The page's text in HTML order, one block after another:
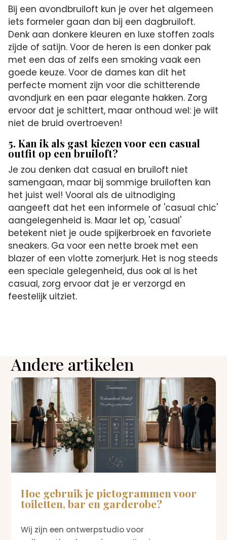
Bij een avondbruiloft kun je over het algemeen
iets formeler gaan dan bij een dagbruiloft.
Denk aan donkere kleuren en luxe stoffen zoals
zijde of satijn. Voor de heren is een donker pak
met een das of zelfs een smoking vaak een
goede keuze. Voor de dames kan dit het
perfecte moment zijn voor die schitterende
avondjurk en een paar elegante hakken. Zorg
ervoor dat je schittert, maar onthoud wel: je wilt
niet de bruid overtroeven!
5. Kan ik als gast kiezen voor een casual
outfit op een bruiloft?
Je zou denken dat casual en bruiloft niet
samengaan, maar bij sommige bruiloften kan
het juist wel! Vooral als de uitnodiging
aangeeft dat het een informele of 'casual chic'
aangelegenheid is. Maar let op, 'casual'
betekent niet je oude spijkerbroek en favoriete
sneakers. Ga voor een nette broek met een
blazer of een vlotte zomerjurk. Het is nog steeds
een speciale gelegenheid, dus ook al is het
casual, zorg ervoor dat je er verzorgd en
feestelijk uitziet.
Andere artikelen
Hoe gebruik je pictogrammen voor
toiletten, bar en garderobe?
Wij zijn een ontwerpstudio voor